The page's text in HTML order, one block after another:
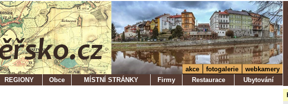
akce fotogalerie
webkamery
REGIONY
Obce MÍSTNÍ STRÁNKY Firmy Restaurace Ubytování